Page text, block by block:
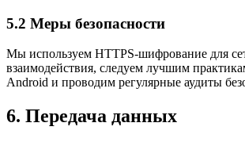
5.2 Меры безопасности
Мы используем HTTPS-шифрование для
взаимодействия, следуем лучшим
Android и проводим регулярные аудиты
6. Передача данных